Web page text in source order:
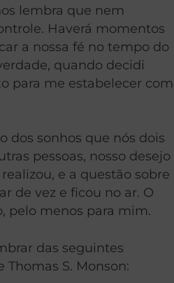
lembra que nem
Haverá momentos
a nossa fé no tempo do
quando decidi
para me estabelecer com
dos sonhos que nós dois
pessoas, nosso desejo
e a questão sobre
de vez e ficou no ar. O
pelo menos para mim.
das seguintes
Thomas S. Monson: